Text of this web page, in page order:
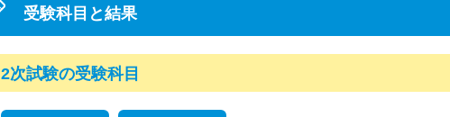
受験科目と結果
2次試験の受験科目